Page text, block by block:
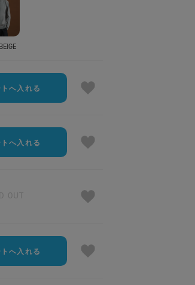
へ入れる
へ入れる
へ入れる